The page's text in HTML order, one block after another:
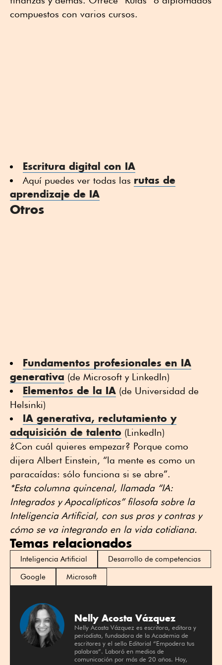
compuestos con varios cursos.
Escritura digital con IA
Aquí puedes ver todas las rutas de
aprendizaje de IA
Otros
Fundamentos profesionales en IA
generativa (de Microsoft y LinkedIn)
Elementos de la IA (de Universidad de
Helsinki)
IA generativa, reclutamiento y
adquisición de talento (LinkedIn)
¿Con cuál quieres empezar? Porque como
dijera Albert Einstein, “la mente es como un
paracaídas: sólo funciona si se abre”.
*Esta columna quincenal, llamada “IA:
Integrados y Apocalípticos” filosofa sobre la
Inteligencia Artificial, con sus pros y contras y
cómo se va integrando en la vida cotidiana.
Temas relacionados
Inteligencia Artificial
Desarrollo de competencias
Google
Microsoft
Nelly Acosta Vázquez
Nelly Acosta Vázquez es escritora, editora y
periodista, fundadora de la Academia de
escritores y el sello Editorial “Empodera tus
palabras”. Laboró en medios de
comunicación por más de 20 años. Hoy,